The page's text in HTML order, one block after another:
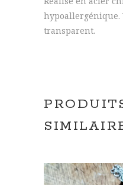
hypoallergénique.
transparent.